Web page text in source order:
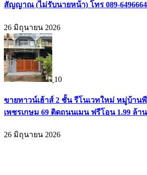
สัญญาณ (ไม่รับนายหน้า) โทร 089-6496664
26 มิถุนายน 2026
10
ขายทาวน์เฮ้าส์ 2 ชั้น รีโนเวทใหม่ หมู่บ้าน
เพชรเกษม 69 ติดถนนเมน ฟรีโอน 1.99 ล้าน
26 มิถุนายน 2026